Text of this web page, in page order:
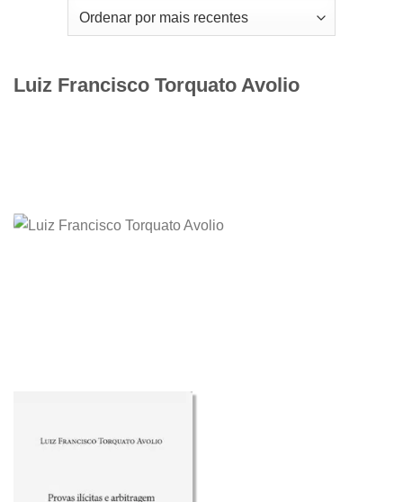
Luiz Francisco Torquato Avolio